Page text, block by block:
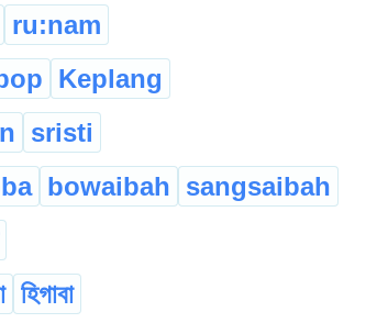
ru:nam
Keplang
sristi
bowaibah sangsaibah
হিগাবা